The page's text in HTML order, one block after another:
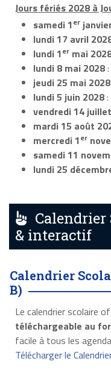
Jours fériés 2028 à
samedi 1er
lundi 17 avril
lundi 1er mai
lundi 8 mai 2028
jeudi 25 mai 2028
lundi 5 juin 2028
vendredi 14
mardi 15 août
mercredi 1er
samedi 11
lundi 25
Calendrier
& interactif
Calendrier
B)
Le calendrier scolaire
téléchargeable au
facile à tous les
Télécharger le